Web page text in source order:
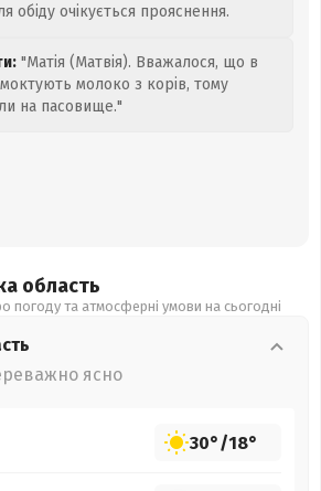
обіду очікується прояснення.
"Матія (Матвія). Вважалося, що в
молоко з корів, тому
на пасовище."
область
погоду та атмосферні умови на сьогодні
ясно
30°/18°